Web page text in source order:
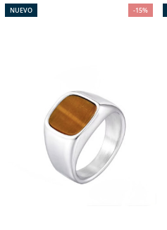
-15%
NUEVO